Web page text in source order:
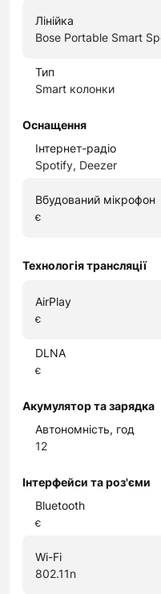
Лінійка
Bose Portable Smart
Тип
Smart колонки
Оснащення
Інтернет-радіо
Spotify, Deezer
Вбудований мікрофон
є
Технологія трансляції
AirPlay
є
DLNA
є
Акумулятор та зарядка
Автономність, год
12
Інтерфейси та роз'єми
Bluetooth
є
Wi-Fi
802.11n